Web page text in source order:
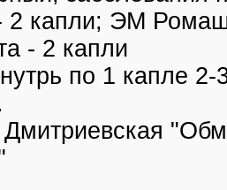
капли; ЭМ
- 2 капли
по 1 капле